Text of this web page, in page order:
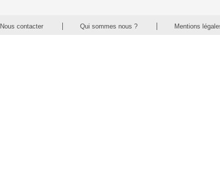
Nous contacter Qui sommes nous ? Mentions